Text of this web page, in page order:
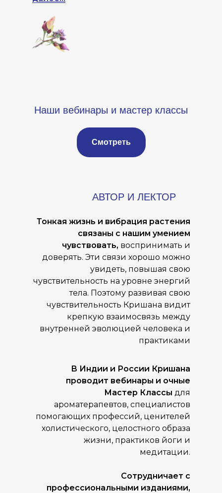
Наши вебинары и мастер классы
Смотреть
Тонкая жизнь и вибрация растения
связаны с нашим умением
чувствовать, воспринимать и
доверять. Эти связи хорошо можно
увидеть, повышая свою
чувствительность на уровне энергий
тела. Поэтому развивая свою
чувствительность Кришана видит
крепкую взаимосвязь между
внутренней эволюцией человека и
практиками
В Индии и России Кришана
проводит вебинары и очные
Мастер Классы для
ароматерапевтов, специалистов
помогающих профессий, ценителей
холистического, целостного образа
жизни, практиков йоги и
медитации.
Сотрудничает с
профессиональными изданиями,
АВТОР И ЛЕКТОР